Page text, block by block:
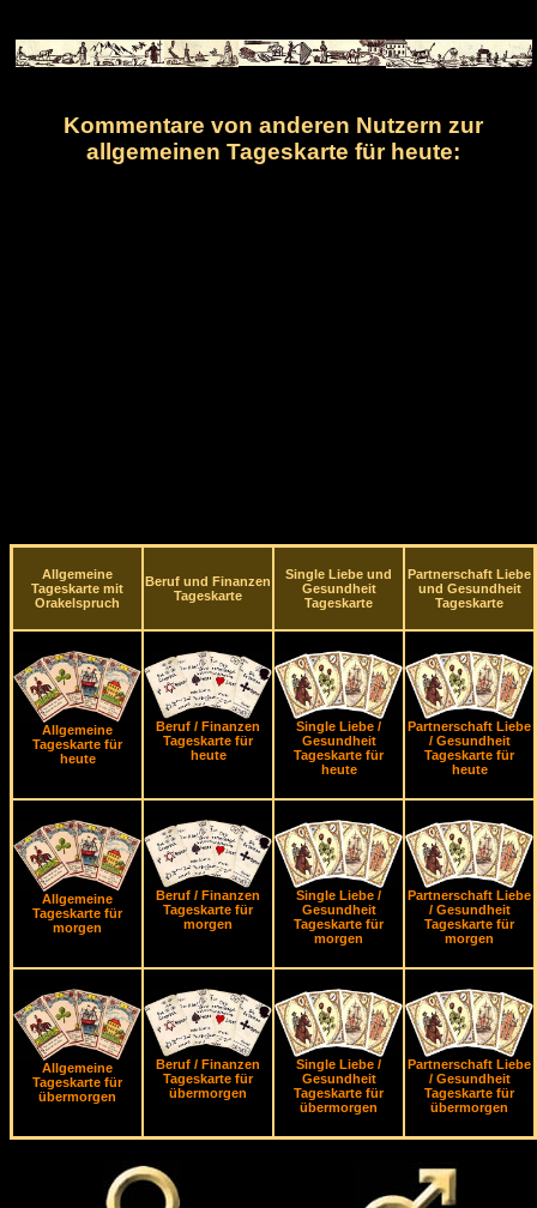
Kommentare von anderen Nutzern zur
allgemeinen Tageskarte für heute:
Allgemeine
Tageskarte mit
Orakelspruch
Beruf und Finanzen
Tageskarte
Single Liebe und
Gesundheit
Tageskarte
Partnerschaft Liebe
und Gesundheit
Tageskarte
Allgemeine
Tageskarte für
heute
Beruf / Finanzen
Tageskarte für
heute
Single Liebe /
Gesundheit
Tageskarte für
heute
Partnerschaft Liebe
/ Gesundheit
Tageskarte für
heute
Allgemeine
Tageskarte für
morgen
Beruf / Finanzen
Tageskarte für
morgen
Single Liebe /
Gesundheit
Tageskarte für
morgen
Partnerschaft Liebe
/ Gesundheit
Tageskarte für
morgen
Allgemeine
Tageskarte für
übermorgen
Beruf / Finanzen
Tageskarte für
übermorgen
Single Liebe /
Gesundheit
Tageskarte für
übermorgen
Partnerschaft Liebe
/ Gesundheit
Tageskarte für
übermorgen